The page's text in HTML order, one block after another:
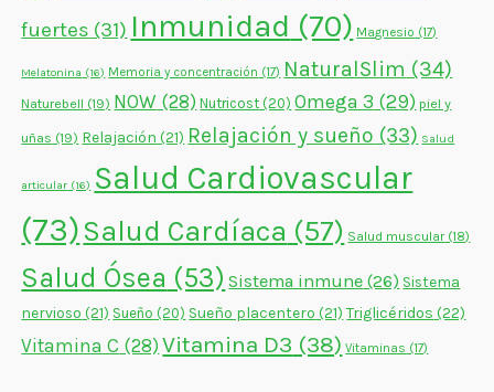
fuertes (31) Inmunidad (70) Magnesio (17)
Melatonina (16) Memoria y concentración (17) NaturalSlim (34)
Naturebell (19) NOW (28) Nutricost (20) Omega 3 (29) piel y
uñas (19) Relajación (21) Relajación y sueño (33) Salud
articular (16) Salud Cardiovascular
(73)Salud Cardíaca (57) Salud muscular(18)
Salud Ósea (53) Sistema inmune (26) Sistema
nervioso (21) Sueño (20) Sueño placentero (21) Triglicéridos (22)
Vitamina C (28) Vitamina D3 (38) Vitaminas (17)